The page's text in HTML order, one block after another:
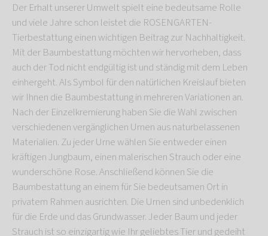
Der Erhalt unserer Umwelt spielt eine bedeutsame Rolle
und viele Jahre schon leistet die ROSENGARTEN-
Tierbestattung einen wichtigen Beitrag zur Nachhaltigkeit.
Mit der Baumbestattung möchten wir hervorheben, dass
auch der Tod nicht endgültig ist und ständig mit dem Leben
einhergeht. Als Symbol für den natürlichen Kreislauf bieten
wir Ihnen die Baumbestattung in mehreren Variationen an.
Nach der Einzelkremierung haben Sie die Wahl zwischen
verschiedenen vergänglichen Urnen aus naturbelassenen
Materialien. Zu jeder Urne wählen Sie entweder einen
kräftigen Jungbaum, einen malerischen Strauch oder eine
wunderschöne Rose. Anschließend können Sie die
Baumbestattung an einem für Sie bedeutsamen Ort in
privatem Rahmen ausrichten. Die Urnen sind unbedenklich
für die Erde und das Grundwasser. Jeder Baum und jeder
Strauch ist so einzigartig wie Ihr geliebtes Tier und gedeiht